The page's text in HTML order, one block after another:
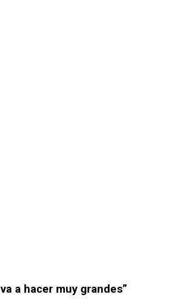
a hacer muy grandes”